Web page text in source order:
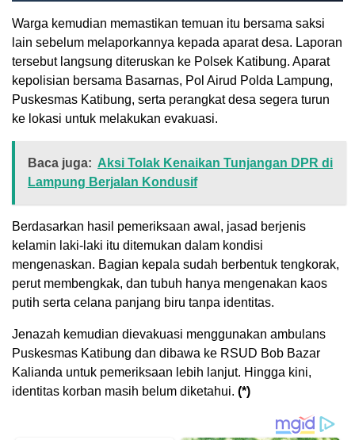
Warga kemudian memastikan temuan itu bersama saksi
lain sebelum melaporkannya kepada aparat desa. Laporan
tersebut langsung diteruskan ke Polsek Katibung. Aparat
kepolisian bersama Basarnas, Pol Airud Polda Lampung,
Puskesmas Katibung, serta perangkat desa segera turun
ke lokasi untuk melakukan evakuasi.
Baca juga: Aksi Tolak Kenaikan Tunjangan DPR di
Lampung Berjalan Kondusif
Berdasarkan hasil pemeriksaan awal, jasad berjenis
kelamin laki-laki itu ditemukan dalam kondisi
mengenaskan. Bagian kepala sudah berbentuk tengkorak,
perut membengkak, dan tubuh hanya mengenakan kaos
putih serta celana panjang biru tanpa identitas.
Jenazah kemudian dievakuasi menggunakan ambulans
Puskesmas Katibung dan dibawa ke RSUD Bob Bazar
Kalianda untuk pemeriksaan lebih lanjut. Hingga kini,
identitas korban masih belum diketahui. (*)